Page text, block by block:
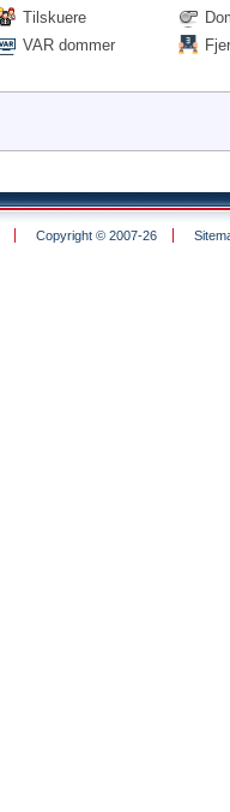
Tilskuere
VAR dommer
Copyright © 2007-26